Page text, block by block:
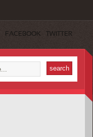
FACEBOOK TWITTER